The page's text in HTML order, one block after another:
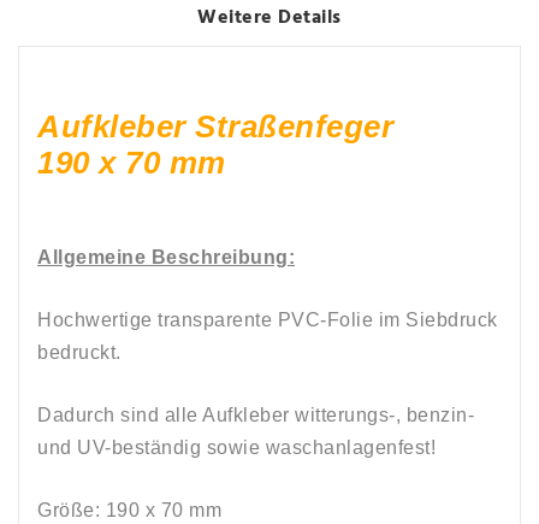
Weitere Details
Aufkleber Straßenfeger
190 x 70 mm
Allgemeine Beschreibung:
Hochwertige transparente PVC-Folie im Siebdruck
bedruckt.
Dadurch sind alle Aufkleber witterungs-, benzin-
und UV-beständig sowie waschanlagenfest!
Größe: 190 x 70 mm